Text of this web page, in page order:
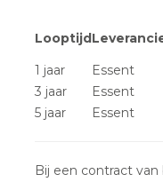
Looptijd
1 jaar
Essent
3 jaar
Essent
5 jaar
Essent
Bij een contract van